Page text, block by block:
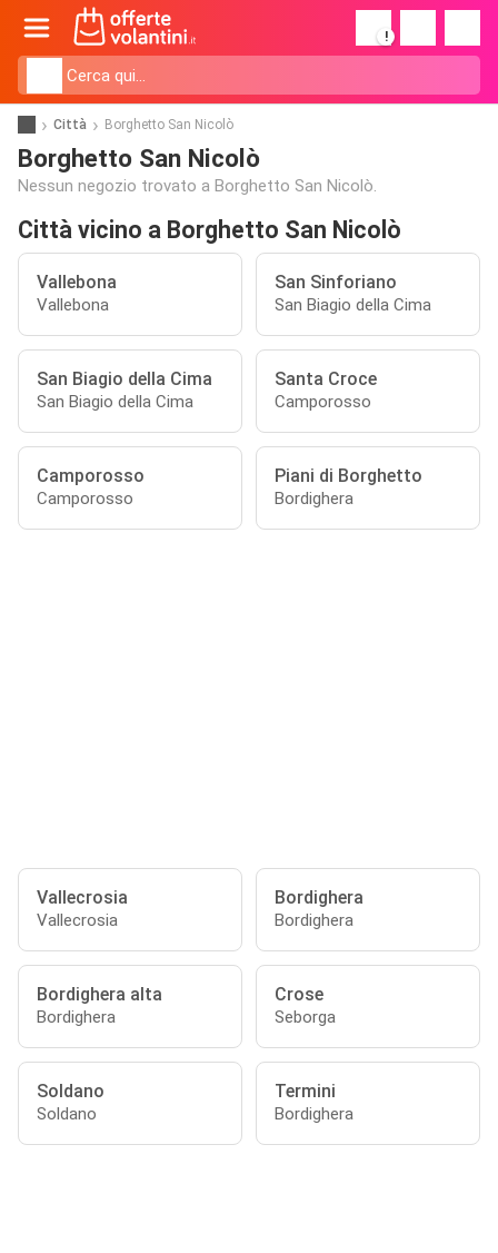
!
Città Borghetto San Nicolò
Borghetto San Nicolò
Nessun negozio trovato a Borghetto San Nicolò.
Città vicino a Borghetto San Nicolò
Vallebona
Vallebona
San Sinforiano
San Biagio della Cima
San Biagio della Cima
San Biagio della Cima
Santa Croce
Camporosso
Camporosso
Camporosso
Piani di Borghetto
Bordighera
Vallecrosia
Vallecrosia
Bordighera
Bordighera
Bordighera alta
Bordighera
Crose
Seborga
Soldano
Soldano
Termini
Bordighera